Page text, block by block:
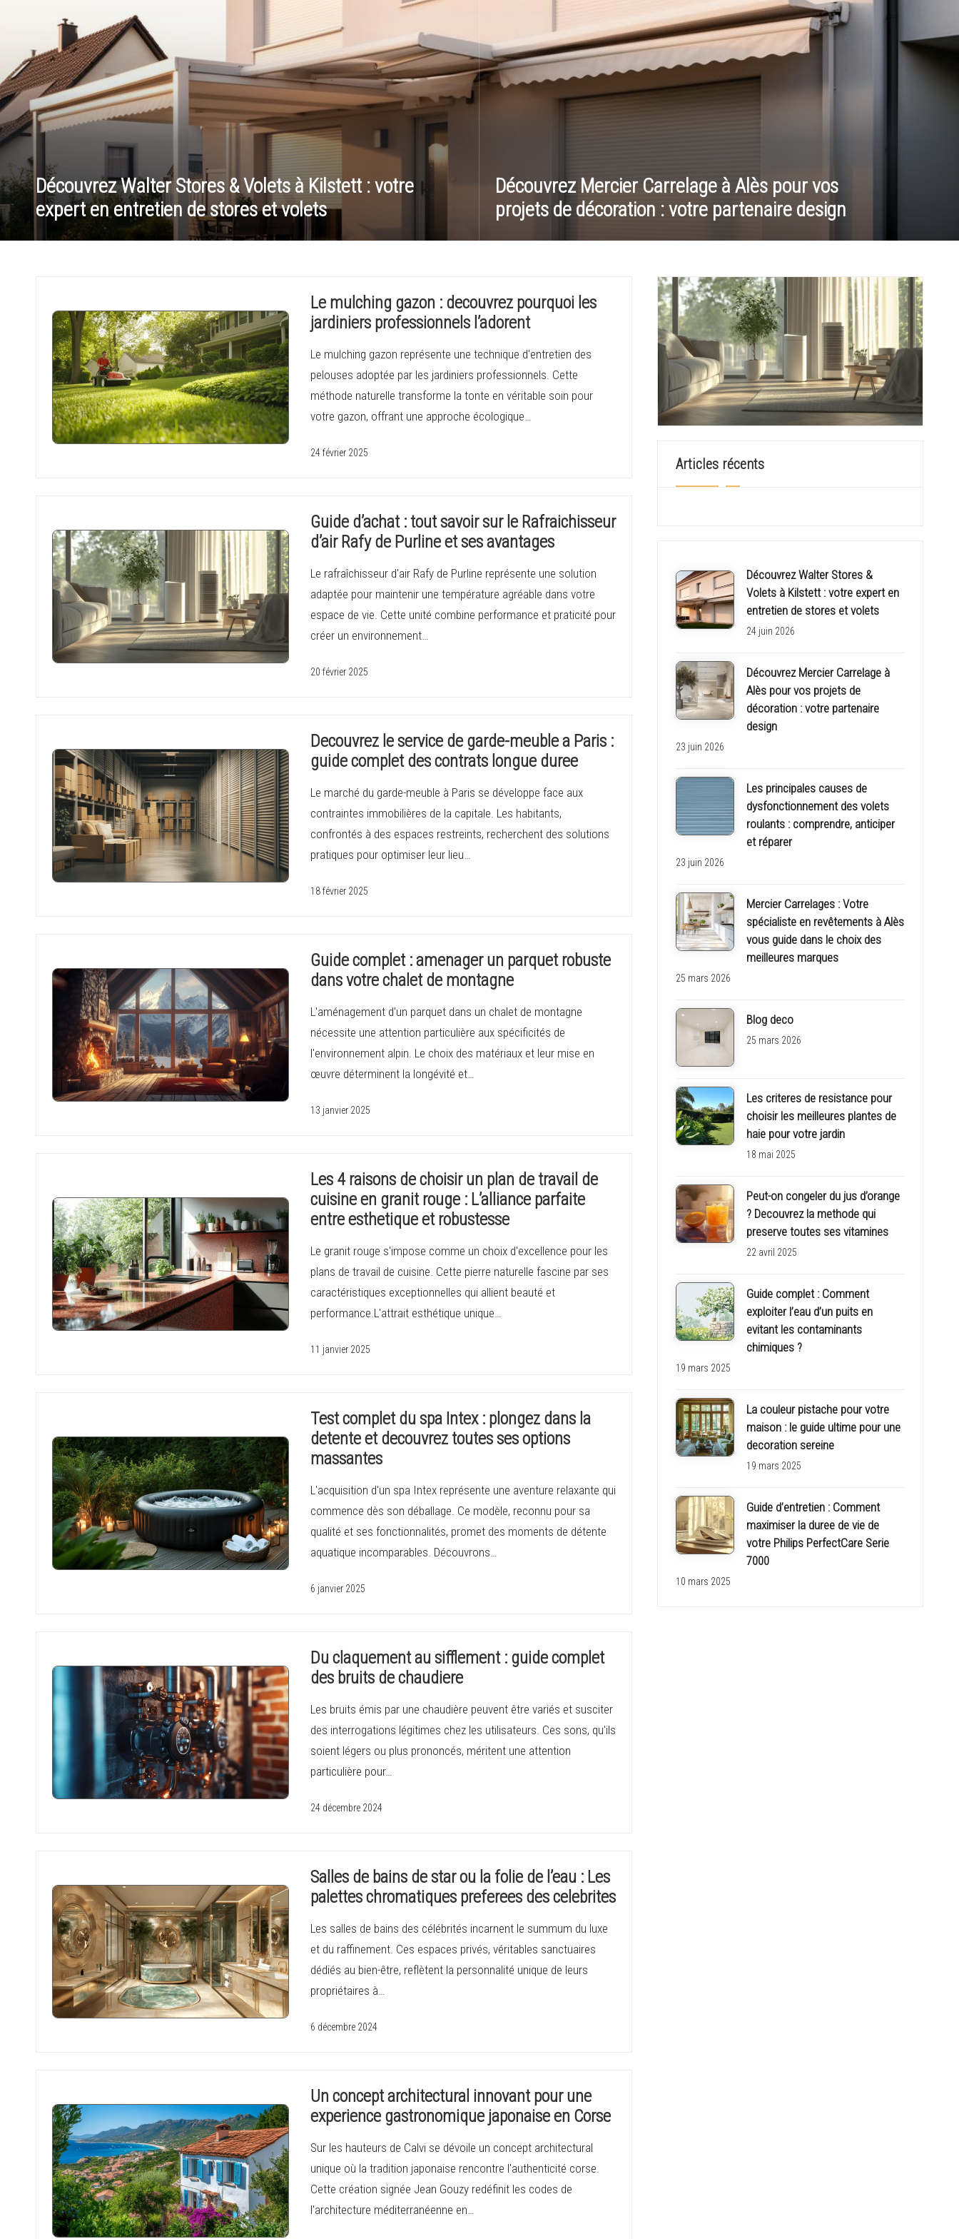
o
n
c
h
n
o
i
e
Découvrez Walter Stores & Volets à Kilstett : votre
expert en entretien de stores et volets
Découvrez Mercier Carrelage à Alès pour vos
projets de décoration : votre partenaire design
Le mulching gazon : decouvrez pourquoi les
jardiniers professionnels l’adorent
Le mulching gazon représente une technique d'entretien des
pelouses adoptée par les jardiniers professionnels. Cette
méthode naturelle transforme la tonte en véritable soin pour
votre gazon, offrant une approche écologique…
24 février 2025
Guide d’achat : tout savoir sur le Rafraichisseur
d’air Rafy de Purline et ses avantages
Le rafraîchisseur d'air Rafy de Purline représente une solution
adaptée pour maintenir une température agréable dans votre
espace de vie. Cette unité combine performance et praticité pour
créer un environnement…
20 février 2025
Decouvrez le service de garde-meuble a Paris :
guide complet des contrats longue duree
Le marché du garde-meuble à Paris se développe face aux
contraintes immobilières de la capitale. Les habitants,
confrontés à des espaces restreints, recherchent des solutions
pratiques pour optimiser leur lieu…
18 février 2025
Guide complet : amenager un parquet robuste
dans votre chalet de montagne
L'aménagement d'un parquet dans un chalet de montagne
nécessite une attention particulière aux spécificités de
l'environnement alpin. Le choix des matériaux et leur mise en
œuvre déterminent la longévité et…
13 janvier 2025
Les 4 raisons de choisir un plan de travail de
cuisine en granit rouge : L’alliance parfaite
entre esthetique et robustesse
Le granit rouge s'impose comme un choix d'excellence pour les
plans de travail de cuisine. Cette pierre naturelle fascine par ses
caractéristiques exceptionnelles qui allient beauté et
performance.L'attrait esthétique unique…
11 janvier 2025
Test complet du spa Intex : plongez dans la
detente et decouvrez toutes ses options
massantes
L'acquisition d'un spa Intex représente une aventure relaxante qui
commence dès son déballage. Ce modèle, reconnu pour sa
qualité et ses fonctionnalités, promet des moments de détente
aquatique incomparables. Découvrons…
6 janvier 2025
Du claquement au sifflement : guide complet
des bruits de chaudiere
Les bruits émis par une chaudière peuvent être variés et susciter
des interrogations légitimes chez les utilisateurs. Ces sons, qu'ils
soient légers ou plus prononcés, méritent une attention
particulière pour…
24 décembre 2024
Salles de bains de star ou la folie de l’eau : Les
palettes chromatiques preferees des celebrites
Les salles de bains des célébrités incarnent le summum du luxe
et du raffinement. Ces espaces privés, véritables sanctuaires
dédiés au bien-être, reflètent la personnalité unique de leurs
propriétaires à…
6 décembre 2024
Un concept architectural innovant pour une
experience gastronomique japonaise en Corse
Sur les hauteurs de Calvi se dévoile un concept architectural
unique où la tradition japonaise rencontre l'authenticité corse.
Cette création signée Jean Gouzy redéfinit les codes de
l'architecture méditerranéenne en…
Articles récents
Découvrez Walter Stores &
Volets à Kilstett : votre expert en
entretien de stores et volets
24 juin 2026
Découvrez Mercier Carrelage à
Alès pour vos projets de
décoration : votre partenaire
design
23 juin 2026
Les principales causes de
dysfonctionnement des volets
roulants : comprendre, anticiper
et réparer
23 juin 2026
Mercier Carrelages : Votre
spécialiste en revêtements à Alès
vous guide dans le choix des
meilleures marques
25 mars 2026
Blog deco
25 mars 2026
Les criteres de resistance pour
choisir les meilleures plantes de
haie pour votre jardin
18 mai 2025
Peut-on congeler du jus d’orange
? Decouvrez la methode qui
preserve toutes ses vitamines
22 avril 2025
Guide complet : Comment
exploiter l’eau d’un puits en
evitant les contaminants
chimiques ?
19 mars 2025
La couleur pistache pour votre
maison : le guide ultime pour une
decoration sereine
19 mars 2025
Guide d’entretien : Comment
maximiser la duree de vie de
votre Philips PerfectCare Serie
7000
10 mars 2025